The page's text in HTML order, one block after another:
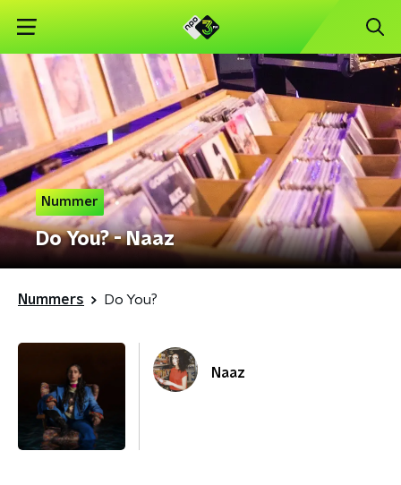
Nummer
Do You? - Naaz
Nummers Do You?
Naaz